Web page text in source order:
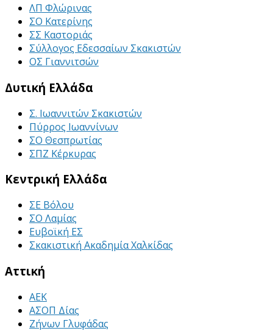
ΛΠ Φλώρινας
ΣΟ Κατερίνης
ΣΣ Καστοριάς
Σύλλογος Εδεσσαίων Σκακιστών
ΟΣ Γιαννιτσών
Δυτική Ελλάδα
Σ. Ιωαννιτών Σκακιστών
Πύρρος Ιωαννίνων
ΣΟ Θεσπρωτίας
ΣΠΖ Κέρκυρας
Κεντρική Ελλάδα
ΣΕ Βόλου
ΣΟ Λαμίας
Ευβοϊκή ΕΣ
Σκακιστική Ακαδημία Χαλκίδας
Αττική
ΑΕΚ
ΑΣΟΠ Δίας
Ζήνων Γλυφάδας